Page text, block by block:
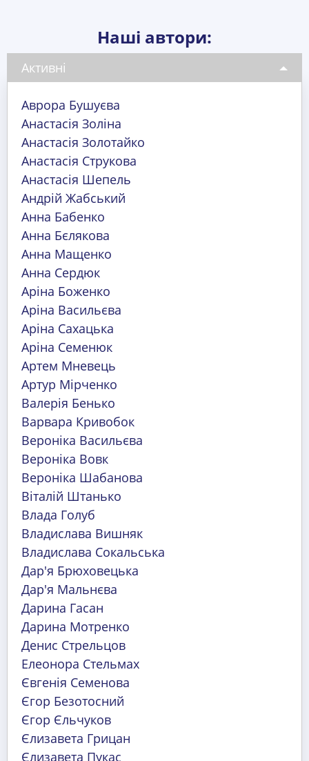
Наші автори:
Активні
Аврора Бушуєва
Анастасія Золіна
Анастасія Золотайко
Анастасія Струкова
Анастасія Шепель
Андрій Жабський
Анна Бабенко
Анна Бєлякова
Анна Мащенко
Анна Сердюк
Аріна Боженко
Аріна Васильєва
Аріна Сахацька
Аріна Семенюк
Артем Мневець
Артур Мірченко
Валерія Бенько
Варвара Кривобок
Вероніка Васильєва
Вероніка Вовк
Вероніка Шабанова
Віталій Штанько
Влада Голуб
Владислава Вишняк
Владислава Сокальська
Дар'я Брюховецька
Дар'я Мальнєва
Дарина Гасан
Дарина Мотренко
Денис Стрельцов
Елеонора Стельмах
Євгенія Семенова
Єгор Безотосний
Єгор Єльчуков
Єлизавета Грицан
Єлизавета Пукас